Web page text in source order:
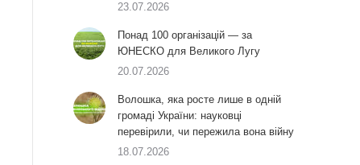
23.07.2026
Понад 100 організацій — за
ЮНЕСКО для Великого Лугу
20.07.2026
Волошка, яка росте лише в одній
громаді України: науковці
перевірили, чи пережила вона війну
18.07.2026